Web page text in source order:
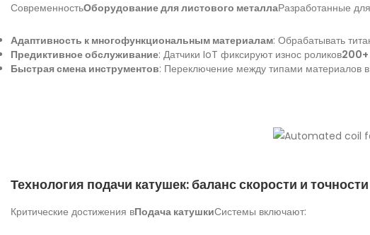
СовременностьОборудование для листового металлаРазработанные
Адаптивность к многофункциональным материалам: Обрабатывать
Предиктивное обслуживание: Датчики IoT фиксируют износ роликов200+
Быстрая смена инструментов: Переключение между типами материалов в
Технология подачи катушек: баланс скорости и точности
Критические достижения вПодача катушкиСистемы включают: